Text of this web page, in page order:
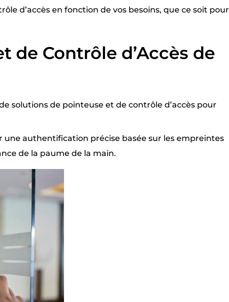
d’accès en fonction de vos besoins, que ce soit pour
de Contrôle d’Accès de
solutions de pointeuse et de contrôle d’accès pour
une authentification précise basée sur les empreintes
de la paume de la main.